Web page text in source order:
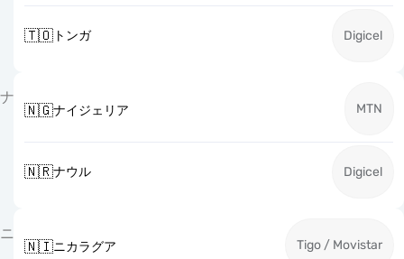
🇹🇴トンガ Digicel
ナ
🇳🇬ナイジェリア MTN
🇳🇷ナウル Digicel
ニ
🇳🇮ニカラグア Tigo / Movistar